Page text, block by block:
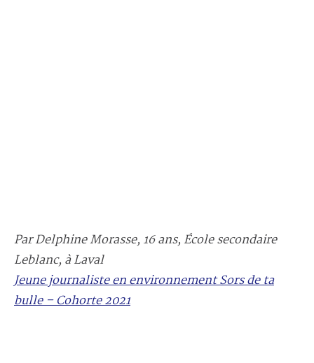
Par Delphine Morasse, 16 ans, École secondaire
Leblanc, à Laval
Jeune journaliste en environnement Sors de ta
bulle – Cohorte 2021